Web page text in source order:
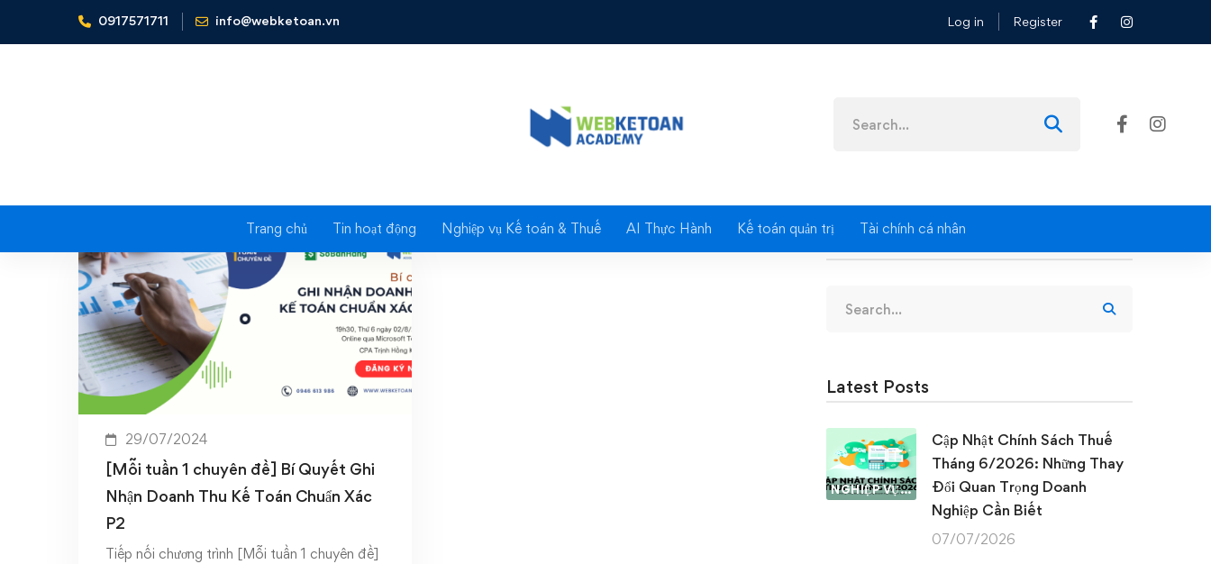
0917571711 info@webketoan.vn Log in Register
for:
Trang chủ Tin hoạt động Nghiệp vụ Kế toán & Thuế AI Thực Hành Kế toán quản trị Tài chính cá nhân
Home Doanh thu kế toán
29/07/2024
[Mỗi tuần 1 chuyên đề] Bí Quyết Ghi
Nhận Doanh Thu Kế Toán Chuẩn Xác
P2
Tiếp nối chương trình [Mỗi tuần 1 chuyên đề]
for:
Latest Posts
NGHIỆP VỤ KẾ TOÁN & THUẾ
Cập Nhật Chính Sách Thuế
Tháng 6/2026: Những Thay
Đổi Quan Trọng Doanh
Nghiệp Cần Biết
07/07/2026